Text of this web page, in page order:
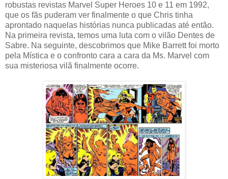
robustas revistas Marvel Super Heroes 10 e 11 em 1992,
que os fãs puderam ver finalmente o que Chris tinha
aprontado naquelas histórias nunca publicadas até então.
Na primeira revista, temos uma luta com o vilão Dentes de
Sabre. Na seguinte, descobrimos que Mike Barrett foi morto
pela Mística e o confronto cara a cara da Ms. Marvel com
sua misteriosa vilã finalmente ocorre.